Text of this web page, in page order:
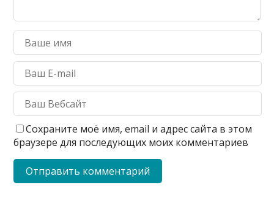
Сохраните моё имя, email и адрес сайта в этом
браузере для последующих моих комментариев